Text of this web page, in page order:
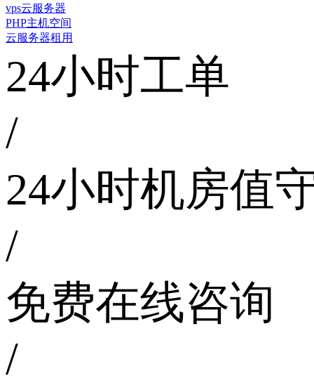
vps云服务器
PHP主机空间
云服务器租用
24小时工单
/
24小时机房值
/
免费在线咨询
/